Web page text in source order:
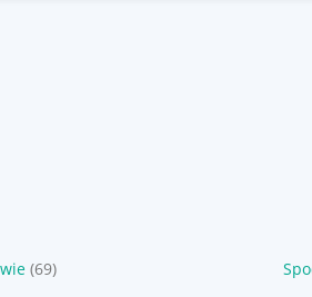
(69)